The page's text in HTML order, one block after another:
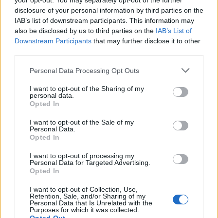
disclosure of your personal information by third parties on the
IAB’s list of downstream participants. This information may
also be disclosed by us to third parties on the IAB’s List of
Downstream Participants that may further disclose it to other
Personal Data Processing Opt Outs
I want to opt-out of the Sharing of my
personal data.
Opted In
I want to opt-out of the Sale of my
Personal Data.
Opted In
I want to opt-out of processing my
Personal Data for Targeted Advertising.
Opted In
I want to opt-out of Collection, Use,
Retention, Sale, and/or Sharing of my
Personal Data that Is Unrelated with the
Purposes for which it was collected.
emërimi pret firmën e
Trump
trajner i Sopotit
Flakët përhapen me
shpejtësi në Pocest të
Dibrës, disa banesa në
Pedagogët në shërbim të
regjimit! Apeli i aktivistes
bashkohemi për
Shqipërinë që meritojmë
VIDEO/Me këtë gol, a ia
rrezikon Talisca vendin në
Ronela Hajati ‘shpërthen’
ndaj komenteve negative: